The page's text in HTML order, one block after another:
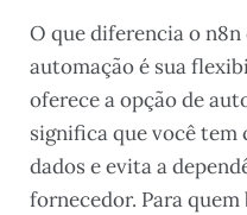
O que diferencia o
automação é sua
oferece a opção de
significa que você
dados e evita a
fornecedor. Para